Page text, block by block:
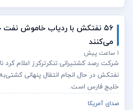
۵۶ نفتکش با ردیاب خاموش
می‌کنند
۱ ساعت پیش
نفتکش در حال انجام انتقال پنهانی
خلیج فارس است.
صدای آمریکا